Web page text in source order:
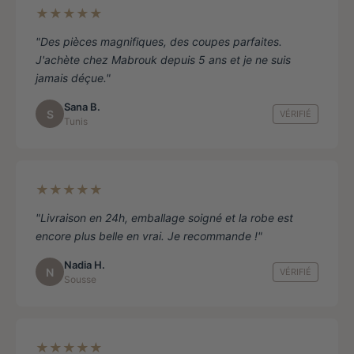
★★★★★
"Des pièces magnifiques, des coupes parfaites.
J'achète chez Mabrouk depuis 5 ans et je ne suis
jamais déçue."
S
Sana B.
Tunis
VÉRIFIÉ
★★★★★
"Livraison en 24h, emballage soigné et la robe est
encore plus belle en vrai. Je recommande !"
N
Nadia H.
Sousse
VÉRIFIÉ
★★★★★